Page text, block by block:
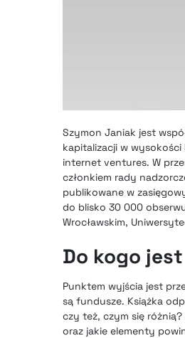
Szymon Janiak jest
kapitalizacji w wysokości
internet ventures. W
członkiem rady
publikowane w
do blisko 30 000
Wrocławskim,
Do kogo
Punktem wyjścia jest
są fundusze. Książka
czy też, czym się
oraz jakie elementy